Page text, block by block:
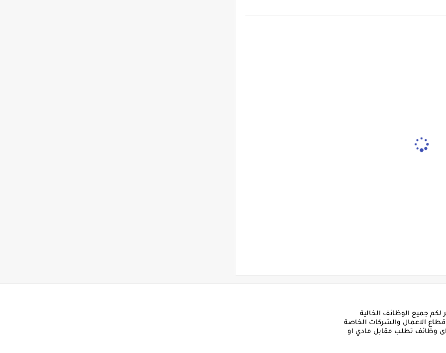
جميع الوظائف الخالية
الاعمال والشركات الخاصة
اى وظائف تطلب مقابل مادي او